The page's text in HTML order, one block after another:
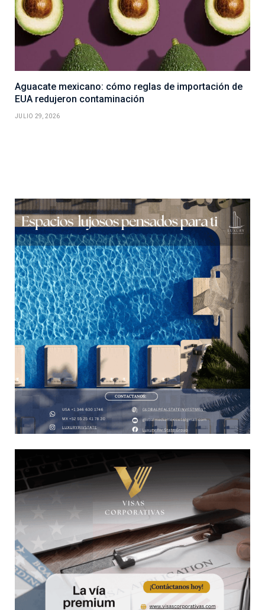
Aguacate mexicano: cómo reglas de importación de
EUA redujeron contaminación
JULIO 29, 2026